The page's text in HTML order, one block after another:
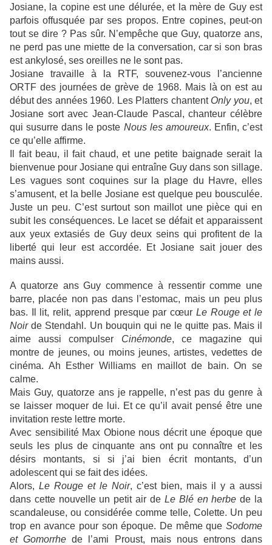
Josiane, la copine est une délurée, et la mère de Guy est
parfois offusquée par ses propos. Entre copines, peut-on
tout se dire ? Pas sûr. N’empêche que Guy, quatorze ans,
ne perd pas une miette de la conversation, car si son bras
est ankylosé, ses oreilles ne le sont pas.
Josiane travaille à la RTF, souvenez-vous l’ancienne
ORTF des journées de grève de 1968. Mais là on est au
début des années 1960. Les Platters chantent Only you, et
Josiane sort avec Jean-Claude Pascal, chanteur célèbre
qui susurre dans le poste Nous les amoureux. Enfin, c’est
ce qu’elle affirme.
Il fait beau, il fait chaud, et une petite baignade serait la
bienvenue pour Josiane qui entraîne Guy dans son sillage.
Les vagues sont coquines sur la plage du Havre, elles
s’amusent, et la belle Josiane est quelque peu bousculée.
Juste un peu. C’est surtout son maillot une pièce qui en
subit les conséquences. Le lacet se défait et apparaissent
aux yeux extasiés de Guy deux seins qui profitent de la
liberté qui leur est accordée. Et Josiane sait jouer des
mains aussi.
A quatorze ans Guy commence à ressentir comme une
barre, placée non pas dans l’estomac, mais un peu plus
bas. Il lit, relit, apprend presque par cœur Le Rouge et le
Noirde Stendahl. Un bouquin qui ne le quitte pas. Mais il
aime aussi compulser Cinémonde, ce magazine qui
montre de jeunes, ou moins jeunes, artistes, vedettes de
cinéma. Ah Esther Williams en maillot de bain. On se
calme.
Mais Guy, quatorze ans je rappelle, n’est pas du genre à
se laisser moquer de lui. Et ce qu’il avait pensé être une
invitation reste lettre morte.
Avec sensibilité Max Obione nous décrit une époque que
seuls les plus de cinquante ans ont pu connaître et les
désirs montants, si si j’ai bien écrit montants, d’un
adolescent qui se fait des idées.
Alors, Le Rouge et le Noir, c’est bien, mais il y a aussi
dans cette nouvelle un petit air de Le Blé en herbe de la
scandaleuse, ou considérée comme telle, Colette. Un peu
trop en avance pour son époque. De même que Sodome
et Gomorrhe de l’ami Proust, mais nous entrons dans